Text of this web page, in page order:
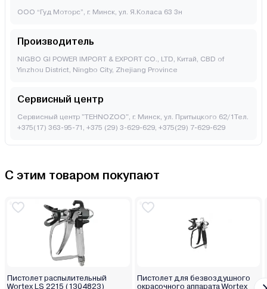
ООО “Гуд Моторс”, г. Минск, ул. Я.Коласа 63 3н
Производитель
NIGBO GI POWER IMPORT & EXPORT CO., LTD, Китай, CBD of
Yinzhou District, Ningbo City, Zhejiang Province
Сервисный центр
Сервисный центр "TEHNOZOO", г. Минск, ул. Притыцкого 62/1Тел.
+375(17) 363-95-71, +375 (29) 3-629-629, +375(29) 7-629-629
С этим товаром покупают
Пистолет распылительный
Wortex LS 2215 (1304823)
Пистолет для безвоздушного
окрасочного аппарата Wortex